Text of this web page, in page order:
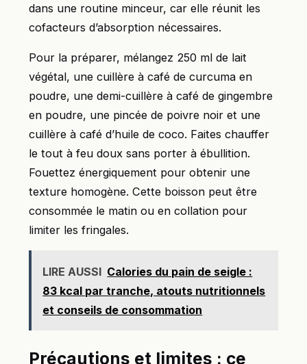
dans une routine minceur, car elle réunit les
cofacteurs d’absorption nécessaires.
Pour la préparer, mélangez 250 ml de lait
végétal, une cuillère à café de curcuma en
poudre, une demi-cuillère à café de gingembre
en poudre, une pincée de poivre noir et une
cuillère à café d’huile de coco. Faites chauffer
le tout à feu doux sans porter à ébullition.
Fouettez énergiquement pour obtenir une
texture homogène. Cette boisson peut être
consommée le matin ou en collation pour
limiter les fringales.
LIRE AUSSI Calories du pain de seigle :
83 kcal par tranche, atouts nutritionnels
et conseils de consommation
Précautions et limites : ce